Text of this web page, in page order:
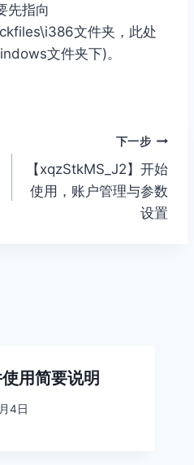
先指向
文件夹，此处
文件夹下)。
下一步
【xqzStkMS_J2】开始
使用，账户管理与参数
设置
用简要说明
4日